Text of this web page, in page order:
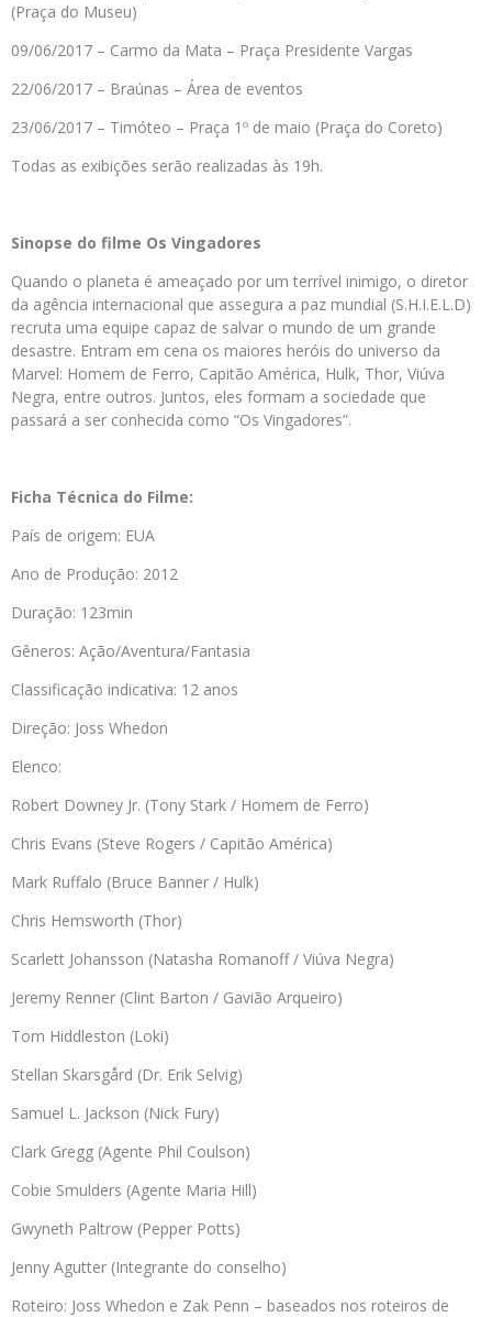
(Praça do Museu)
09/06/2017 – Carmo da Mata – Praça Presidente Vargas
22/06/2017 – Braúnas – Área de eventos
23/06/2017 – Timóteo – Praça 1º de maio (Praça do Coreto)
Todas as exibições serão realizadas às 19h.
Sinopse do filme Os Vingadores
Quando o planeta é ameaçado por um terrível inimigo, o diretor
da agência internacional que assegura a paz mundial (S.H.I.E.L.D)
recruta uma equipe capaz de salvar o mundo de um grande
desastre. Entram em cena os maiores heróis do universo da
Marvel: Homem de Ferro, Capitão América, Hulk, Thor, Viúva
Negra, entre outros. Juntos, eles formam a sociedade que
passará a ser conhecida como “Os Vingadores”.
Ficha Técnica do Filme:
País de origem: EUA
Ano de Produção: 2012
Duração: 123min
Gêneros: Ação/Aventura/Fantasia
Classificação indicativa: 12 anos
Direção: Joss Whedon
Elenco:
Robert Downey Jr. (Tony Stark / Homem de Ferro)
Chris Evans (Steve Rogers / Capitão América)
Mark Ruffalo (Bruce Banner / Hulk)
Chris Hemsworth (Thor)
Scarlett Johansson (Natasha Romanoff / Viúva Negra)
Jeremy Renner (Clint Barton / Gavião Arqueiro)
Tom Hiddleston (Loki)
Stellan Skarsgård (Dr. Erik Selvig)
Samuel L. Jackson (Nick Fury)
Clark Gregg (Agente Phil Coulson)
Cobie Smulders (Agente Maria Hill)
Gwyneth Paltrow (Pepper Potts)
Jenny Agutter (Integrante do conselho)
Roteiro: Joss Whedon e Zak Penn – baseados nos roteiros de